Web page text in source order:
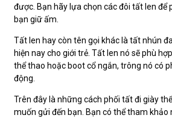
được. Bạn hãy lựa chọn các đôi tất len để
bạn giữ ấm.
Tất len hay còn tên gọi khác là tất nhún
hiện nay cho giới trẻ. Tất len nó sẽ phù
thể thao hoặc boot cổ ngắn, trông nó có
động.
Trên đây là những cách phối tất đi giày
muốn gửi đến bạn. Bạn có thể tham khảo